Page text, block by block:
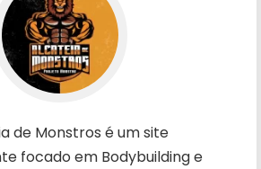
de Monstros é um site
focado em Bodybuilding e